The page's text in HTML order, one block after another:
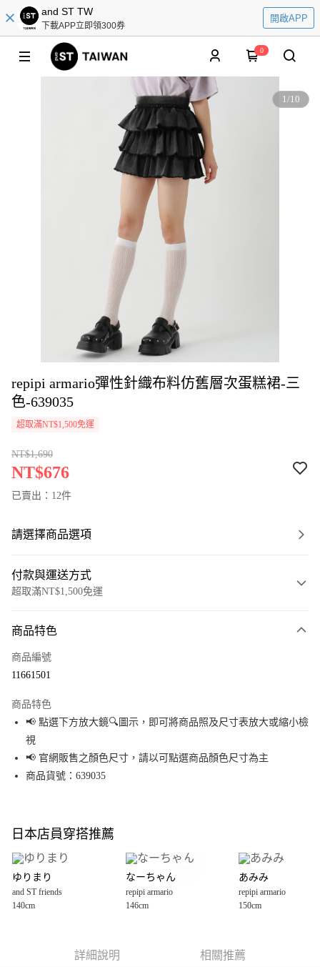
and ST TW
下載APP立即領300券
開啟APP
0
1/10
repipi armario彈性針織布料仿舊層次蛋糕裙-三
色-639035
超取滿NT$1,500免運
NT$1,690
NT$676
已賣出：12件
請選擇商品選項
付款與運送方式
超取滿NT$1,500免運
信用卡一次付款
Apple Pay
街口支付
悠遊付
全盈+PAY
大哥付你分期
【大哥付你分期使用說明】
1.本服務由台灣大哥大提供，台灣大哥大用戶可立即使用無須另外申請。
2.付款方式選擇「大哥付你分期」，訂單成立後會自動跳轉到大哥付的交易
3.實際核准額度、可分期數及費用金額請依後續交易確認頁面所載為準。
4.訂單成立30分鐘內，如未前往確認交易或遇審核未通過，訂單將自動取
AFTEE先享後付
商品特色
商品編號
11661501
商品特色
📢 點選下方放大鏡🔍圖示，即可將商品照及尺寸表放大或縮小檢
視
📢 官網販售之顏色尺寸，請以可點選商品顏色尺寸為主
商品貨號：639035
日本店員穿搭推薦
ゆりまり
and ST friends
140cm
なーちゃん
repipi armario
146cm
あみみ
repipi armario
150cm
詳細說明 相關推薦